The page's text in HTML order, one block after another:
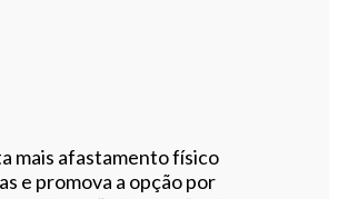
mais afastamento físico
e promova a opção por